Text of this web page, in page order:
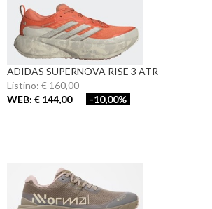
ADIDAS SUPERNOVA RISE 3 ATR
Listino: € 160,00
WEB: € 144,00
-10,00%